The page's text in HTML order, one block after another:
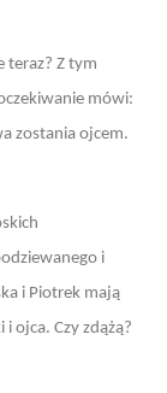
teraz? Z tym
mówi:
zostania ojcem.
i
i Piotrek mają
ojca. Czy zdążą?